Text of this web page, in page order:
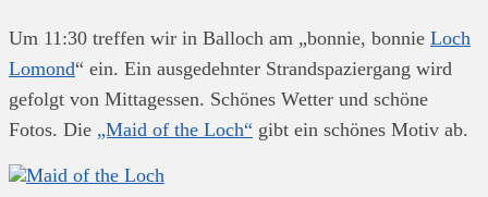
Um 11:30 treffen wir in Balloch am „bonnie, bonnie Loch
Lomond“ ein. Ein ausgedehnter Strandspaziergang wird
gefolgt von Mittagessen. Schönes Wetter und schöne
Fotos. Die „Maid of the Loch“ gibt ein schönes Motiv ab.